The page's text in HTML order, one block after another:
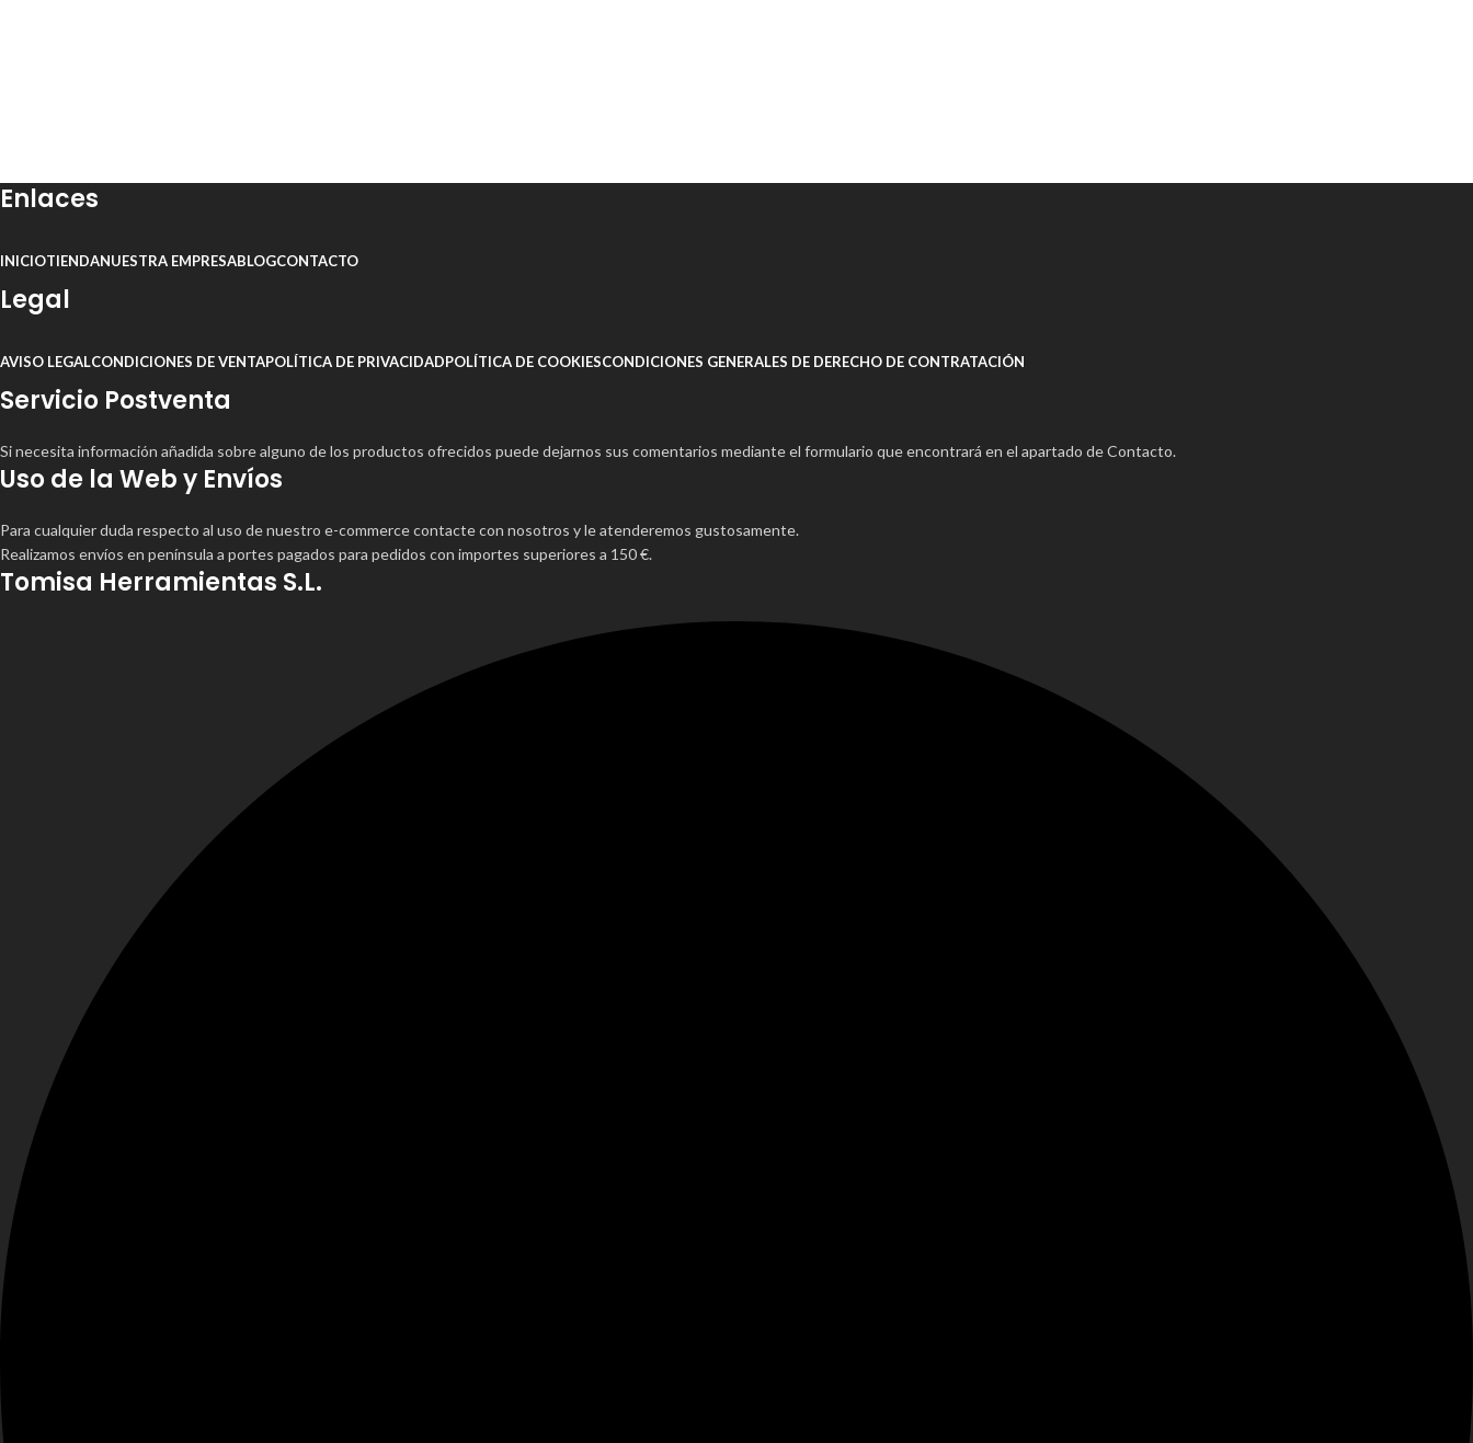
Enlaces
INICIOTIENDANUESTRA EMPRESABLOGCONTACTO
Legal
AVISO LEGALCONDICIONES DE VENTAPOLÍTICA DE PRIVACIDADPOLÍTICA DE COOKIESCONDICIONES GENERALES DE DERECHO DE CONTRATACIÓN
Servicio Postventa
Si necesita información añadida sobre alguno de los productos ofrecidos puede dejarnos sus comentarios mediante el formulario que encontrará en el apartado de Contacto.
Uso de la Web y Envíos
Para cualquier duda respecto al uso de nuestro e-commerce contacte con nosotros y le atenderemos gustosamente.
Realizamos envíos en península a portes pagados para pedidos con importes superiores a 150 €.
Tomisa Herramientas S.L.